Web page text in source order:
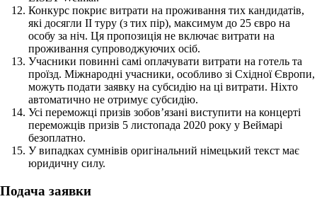
Конкурс покриє витрати на проживання тих кандидатів,
які досягли ІІ туру (з тих пір), максимум до 25 євро на
особу за ніч. Ця пропозиція не включає витрати на
проживання супроводжуючих осіб.
Учасники повинні самі оплачувати витрати на готель та
проїзд. Міжнародні учасники, особливо зі Східної Європи,
можуть подати заявку на субсидію на ці витрати. Ніхто
автоматично не отримує субсидію.
Усі переможці призів зобов’язані виступити на концерті
переможців призів 5 листопада 2020 року у Веймарі
безоплатно.
У випадках сумнівів оригінальний німецький текст має
юридичну силу.
Подача заявки